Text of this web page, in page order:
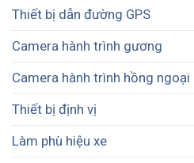
Thiết bị dẫn đường GPS
Camera hành trình gương
Camera hành trình hồng ngoại
Thiết bị định vị
Làm phù hiệu xe